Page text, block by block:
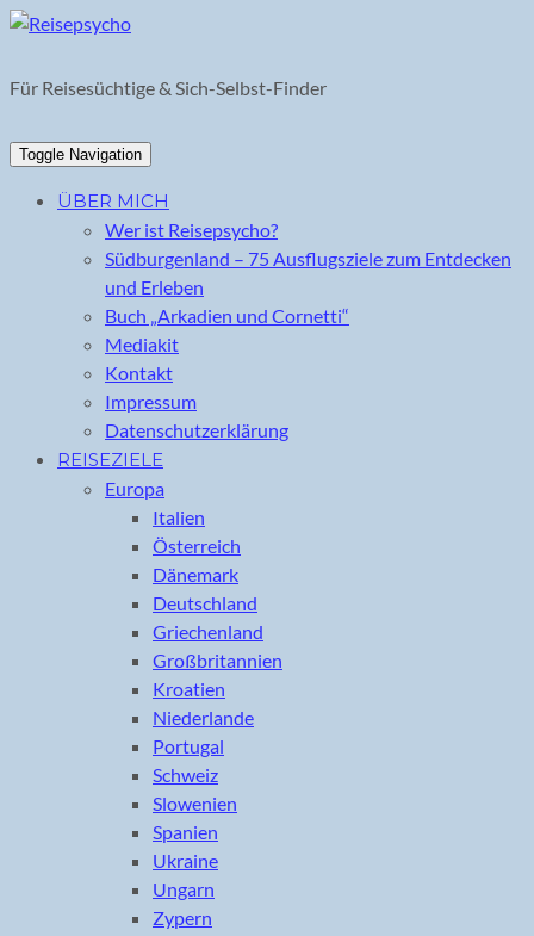
Skip
content
Für Reisesüchtige & Sich-Selbst-Finder
Toggle Navigation
ÜBER MICH
Wer ist Reisepsycho?
Südburgenland – 75 Ausflugsziele zum Entdecken
und Erleben
Buch „Arkadien und Cornetti“
Mediakit
Kontakt
Impressum
Datenschutzerklärung
REISEZIELE
Europa
Italien
Österreich
Dänemark
Deutschland
Griechenland
Großbritannien
Kroatien
Niederlande
Portugal
Schweiz
Slowenien
Spanien
Ukraine
Ungarn
Zypern